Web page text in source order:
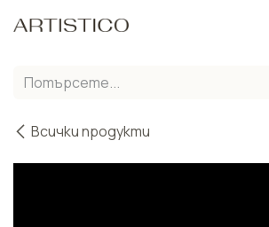
Всички продукти